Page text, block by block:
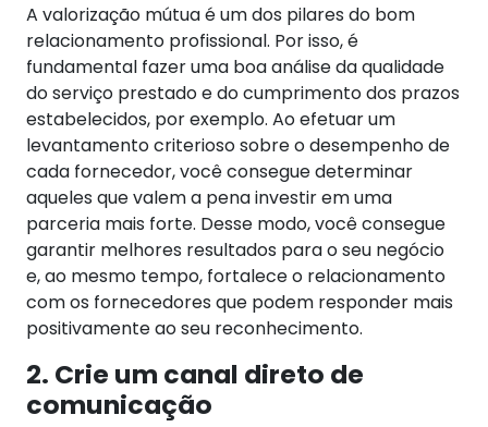
A valorização mútua é um dos pilares do bom
relacionamento profissional. Por isso, é
fundamental fazer uma boa análise da qualidade
do serviço prestado e do cumprimento dos prazos
estabelecidos, por exemplo. Ao efetuar um
levantamento criterioso sobre o desempenho de
cada fornecedor, você consegue determinar
aqueles que valem a pena investir em uma
parceria mais forte. Desse modo, você consegue
garantir melhores resultados para o seu negócio
e, ao mesmo tempo, fortalece o relacionamento
com os fornecedores que podem responder mais
positivamente ao seu reconhecimento.
2. Crie um canal direto de
comunicação